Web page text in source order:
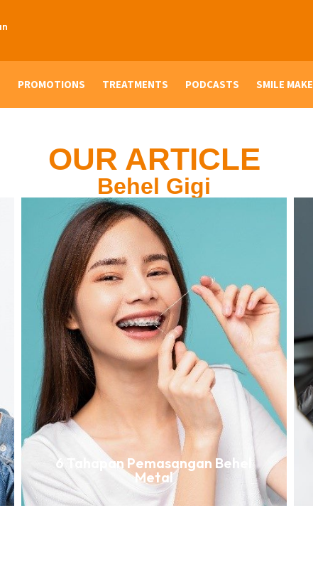
PROMOTIONS TREATMENTS PODCASTS SMILE
OUR ARTICLE
Behel Gigi
6 Tahapan Pemasangan Behel
Metal